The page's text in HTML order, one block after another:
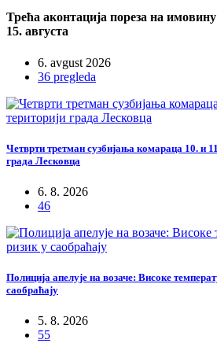
Трећа аконтација пореза на
15. августа
6. avgust 2026
36 pregleda
Четврти третман сузбијања комараца 10. и
града Лесковца
6. 8. 2026
46
Полиција апелује на возаче: Високе
саобраћају
5. 8. 2026
55